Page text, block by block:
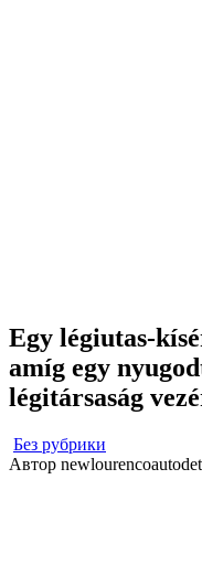
Egy légiutas-
amíg egy
légitársaság
Без рубрики
Автор